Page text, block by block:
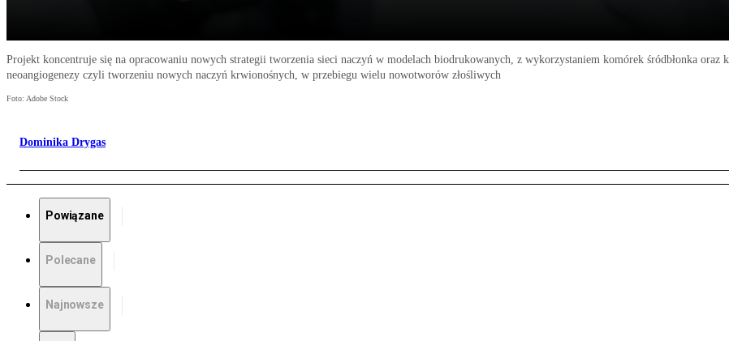
Projekt koncentruje się na opracowaniu nowych strategii tworzenia sieci naczyń w modelach biodrukowanych, z wykorzystaniem komórek śródbłonka
neoangiogenezy czyli tworzeniu nowych naczyń krwionośnych, w przebiegu wielu nowotworów złośliwych
Foto: Adobe Stock
Dominika Drygas
Powiązane
Polecane
Najnowsze